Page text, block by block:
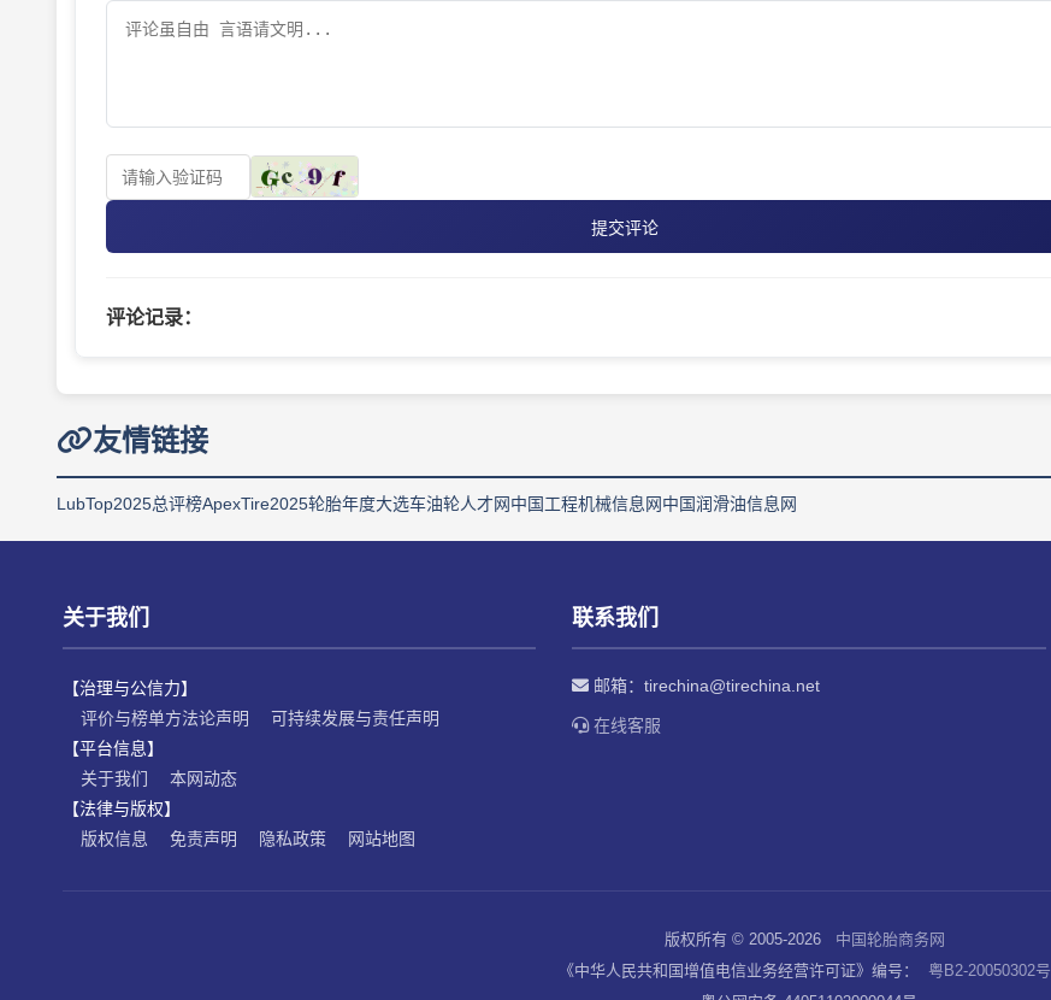
提交评论
评论记录：
友情链接
LubTop2025总评榜ApexTire2025轮胎年度大选车油轮人才网中国工程机械信息网中国润滑油信息网
关于我们
【治理与公信力】
评价与榜单方法论声明
可持续发展与责任声明
【平台信息】
关于我们
本网动态
【法律与版权】
版权信息
免责声明 隐私政策 网站地图
联系我们
邮箱：tirechina@tirechina.net
在线客服
版权所有 © 2005-2026
中国轮胎商务网
《中华人民共和国增值电信业务经营许可证》编号：
粤B2-20050302号